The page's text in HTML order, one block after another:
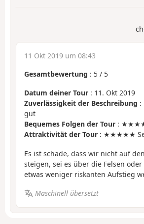
11 Okt 2019 um 08:43
Gesamtbewertung : 5 / 5
Datum deiner Tour : 11. Okt 2019
Zuverlässigkeit der Beschreibung
gut
Bequemes Folgen der Tour :
Attraktivität der Tour : ★★★★★
Es ist schade, dass wir nicht auf
steigen, sei es über die Felsen
etwas weniger riskanten Aufstieg
Maschinell übersetzt